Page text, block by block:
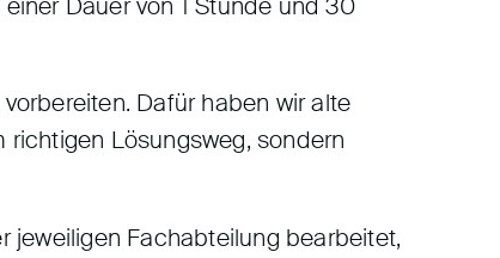
Dauer von 1 Stunde und 30
Dafür haben wir alte
Lösungsweg, sondern
jeweiligen Fachabteilung bearbeitet,